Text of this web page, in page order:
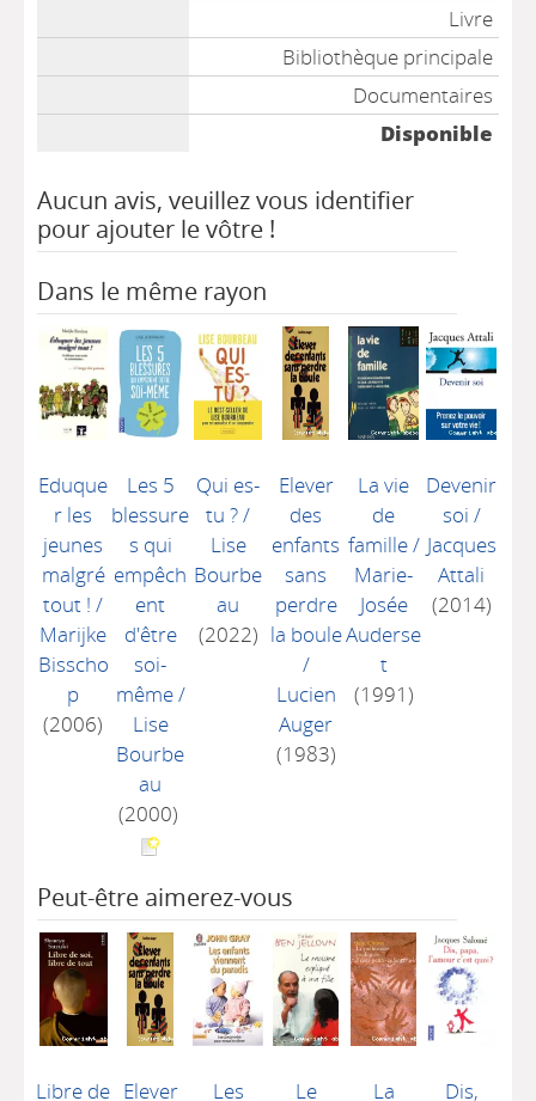
Livre
Bibliothèque principale
Documentaires
Disponible
Aucun avis, veuillez vous identifier
pour ajouter le vôtre !
Dans le même rayon
Eduque
r les
jeunes
malgré
tout ! /
Marijke
Bisscho
p
(2006)
Les 5
blessure
s qui
empêch
ent
d'être
soi-
même/
Lise
Bourbe
au
(2000)
Qui es-
tu ?/
Lise
Bourbe
au
(2022)
Elever
des
enfants
sans
perdre
la boule
/
Lucien
Auger
(1983)
La vie
de
famille/
Marie-
Josée
Auderse
t
(1991)
Devenir
soi /
Jacques
Attali
(2014)
Peut-être aimerez-vous
Libre de Elever Les Le La Dis,